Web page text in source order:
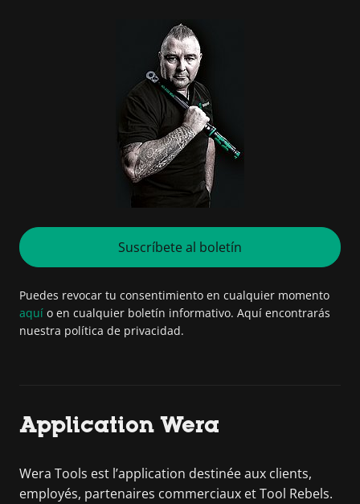
Suscríbete al boletín
Puedes revocar tu consentimiento en cualquier momento
aquí o en cualquier boletín informativo. Aquí encontrarás
nuestra política de privacidad.
Application Wera
Wera Tools est l’application destinée aux clients,
employés, partenaires commerciaux et Tool Rebels.